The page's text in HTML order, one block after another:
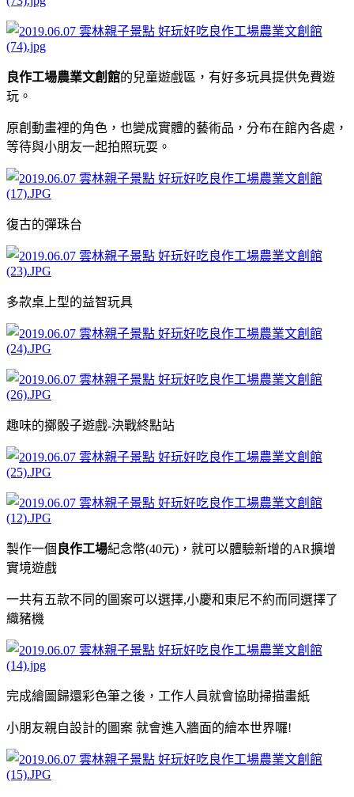
良作工場農業文創館的兒童遊戲區，有好多玩具提供免費遊
玩。
原創動畫裡的角色，也變成實體的藝術品，分布在館內各處，
等待與小朋友一起拍照玩耍。
復古的彈珠台
多款桌上型的益智玩具
趣味的擲骰子遊戲-決戰終點站
製作一個 良作工場紀念幣(40元)，就可以體驗新增的AR擴增
實境遊戲
一共有五款不同的圖案可以選擇,小慶和東尼不約而同選擇了
織豬機
完成繪圖歸還彩色筆之後，工作人員就會協助掃描畫紙
小朋友親自設計的圖案 就會進入牆面的繪本世界囉!